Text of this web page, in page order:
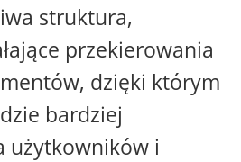
struktura,
przekierowania
dzięki którym
bardziej
użytkowników i